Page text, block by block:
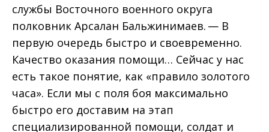
службы Восточного военного округа
полковник Арсалан Бальжинимаев. — В
первую очередь быстро и своевременно.
Качество оказания помощи… Сейчас у нас
есть такое понятие, как «правило золотого
часа». Если мы с поля боя максимально
быстро его доставим на этап
специализированной помощи, солдат и